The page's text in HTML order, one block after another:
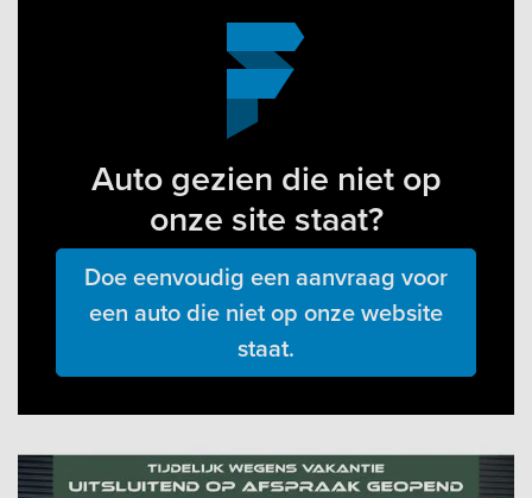
Auto gezien die niet op
onze site staat?
Doe eenvoudig een aanvraag voor
een auto die niet op onze website
staat.